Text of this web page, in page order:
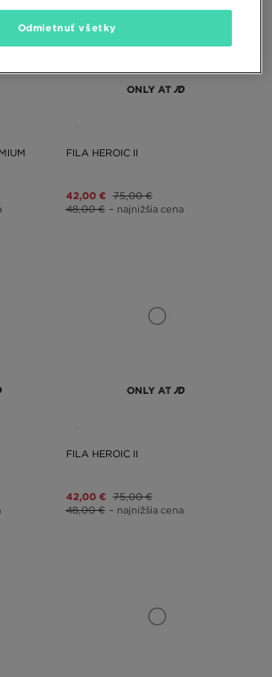
ONLY AT
FILA HEROIC II
42,00 € 75,00 €
48,00 € – najnižšia cena
ONLY AT
FILA HEROIC II
42,00 € 75,00 €
48,00 € – najnižšia cena
Odmietnuť všetky